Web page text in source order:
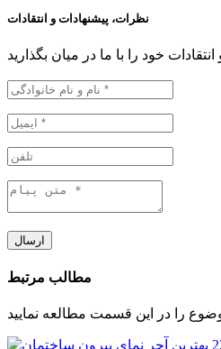
نظرات، پیشنهادات و انتقادات
ارسال
مطالب مرتبط